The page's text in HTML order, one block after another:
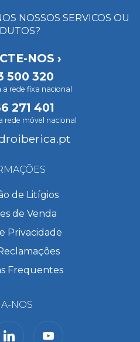
NOSSOS SERVICOS OU
NOS ›
500 320
rede fixa nacional
271 401
rede móvel nacional
de Litígios
de Venda
Privacidade
Frequentes
NOS